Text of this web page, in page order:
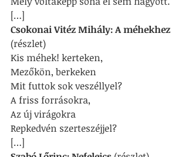
[…]
Csokonai Vitéz Mihály: A méhekhez
(részlet)
Kis méhek! kerteken,
Mezőkön, berkeken
Mit futtok sok veszéllyel?
A friss forrásokra,
Az új virágokra
Repkedvén szerteszéjjel?
[…]